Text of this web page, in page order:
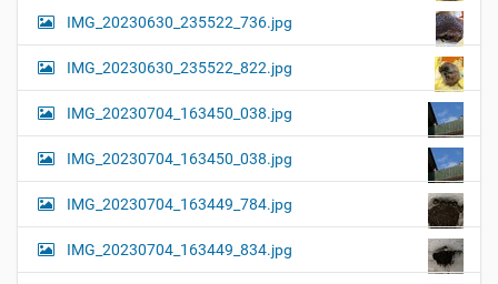
IMG_20230630_235522_736.jpg
IMG_20230630_235522_822.jpg
IMG_20230704_163450_038.jpg
IMG_20230704_163450_038.jpg
IMG_20230704_163449_784.jpg
IMG_20230704_163449_834.jpg